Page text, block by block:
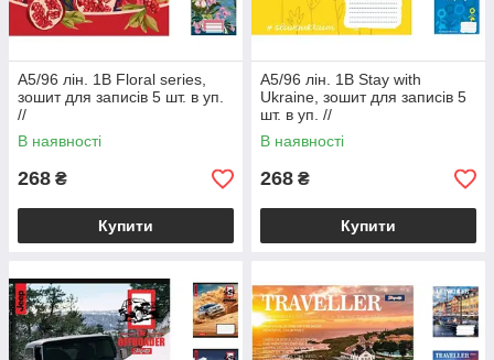
А5/96 лін. 1В Floral series,
зошит для записів 5 шт. в уп.
//
В наявності
268 ₴
Купити
А5/96 лін. 1В Stay with
Ukraine, зошит для записів 5
шт. в уп. //
В наявності
268 ₴
Купити